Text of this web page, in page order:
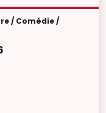
/ Comédie /